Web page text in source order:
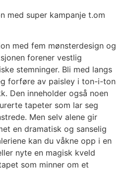
med super kampanje t.om
med fem mønsterdesign og
forener vestlig
stemninger. Bli med langs
forføre av paisley i ton-i-ton
Den inneholder også noen
tapeter som lar seg
Men selv alene gir
en dramatisk og sanselig
kan du våkne opp i en
nyte en magisk kveld
som minner om et